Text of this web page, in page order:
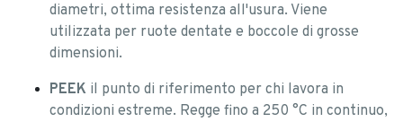
diametri, ottima resistenza all'usura. Viene
utilizzata per ruote dentate e boccole di grosse
dimensioni.
PEEK il punto di riferimento per chi lavora in
condizioni estreme. Regge fino a 250 °C in continuo,